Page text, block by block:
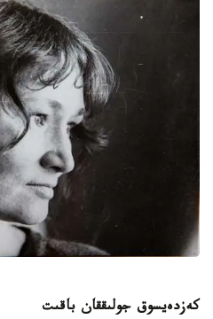
كەزدەيسوق جولىققان باقىت